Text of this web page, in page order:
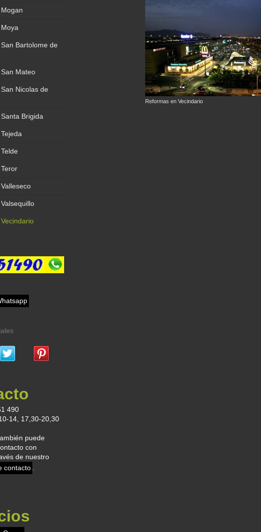
Reformas en Vecindario
Bartolome de
Mateo
Nicolas de
Brigida
490
14, 17,30-20,30
puede
con
de nuestro
contacto